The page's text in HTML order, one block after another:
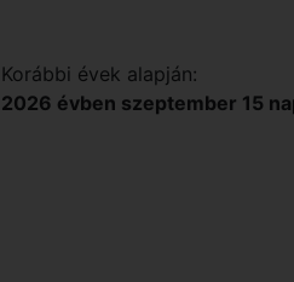
Korábbi évek alapján:
2026 évben szeptember 15